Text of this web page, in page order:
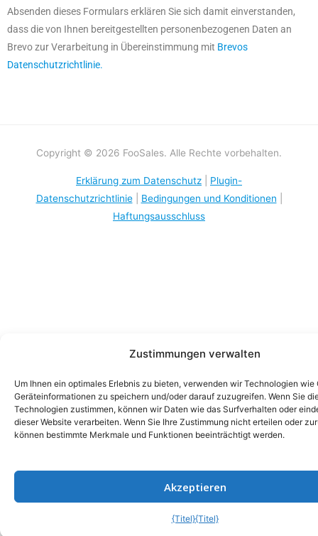
Zustimmungen verwalten
Um Ihnen ein optimales Erlebnis zu bieten, verwenden wir Technologien wie
Geräteinformationen zu speichern und/oder darauf zuzugreifen. Wenn Sie
Technologien zustimmen, können wir Daten wie das Surfverhalten oder
dieser Website verarbeiten. Wenn Sie Ihre Zustimmung nicht erteilen oder
können bestimmte Merkmale und Funktionen beeinträchtigt werden.
Akzeptieren
{Titel}{Titel}
Absenden dieses Formulars erklären Sie sich damit einverstanden,
dass die von Ihnen bereitgestellten personenbezogenen Daten an
Brevo zur Verarbeitung in Übereinstimmung mit Brevos
Datenschutzrichtlinie.
Copyright © 2026 FooSales. Alle Rechte vorbehalten.
Erklärung zum Datenschutz
Plugin-
Datenschutzrichtlinie| Bedingungen und Konditionen
Haftungsausschluss